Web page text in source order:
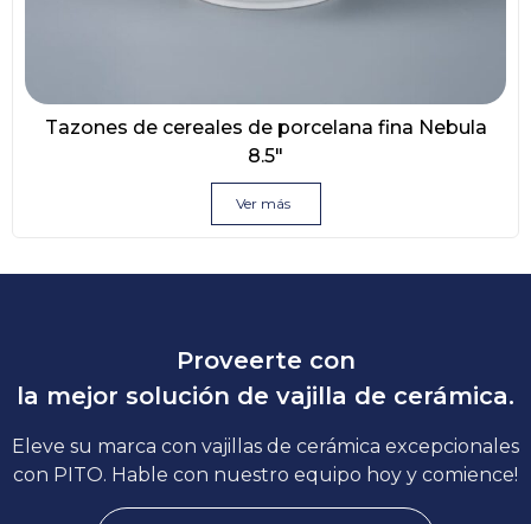
Tazones de cereales de porcelana fina Nebula
8.5″
Ver más
Proveerte con
la mejor solución de vajilla de cerámica.
Eleve su marca con vajillas de cerámica excepcionales
con PITO. Hable con nuestro equipo hoy y comience!